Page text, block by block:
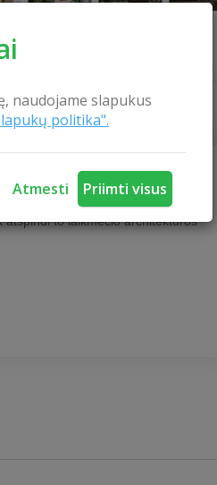
naudojame slapukus
politika".
Atmesti Priimti visus
Fakultetas iki šių dienų
to laikmečio architektūros